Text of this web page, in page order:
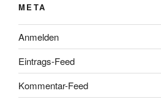
META
Anmelden
Eintrags-Feed
Kommentar-Feed